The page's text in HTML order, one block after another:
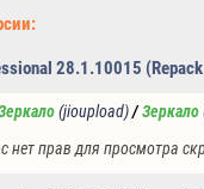
28.1.10015
(jioupload)/ Зеркало
нет прав для просмотра